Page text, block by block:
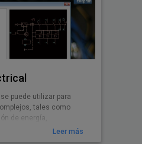
puede utilizar para
tales como
de energía,
seguridad e
Leer más